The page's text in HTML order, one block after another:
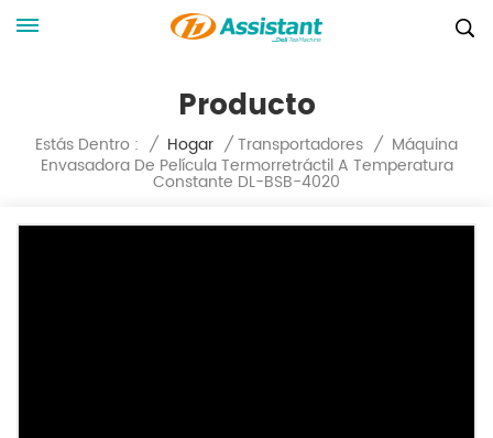
Producto
Estás Dentro : / Hogar / Transportadores / Máquina
Envasadora De Película Termorretráctil A Temperatura
Constante DL-BSB-4020